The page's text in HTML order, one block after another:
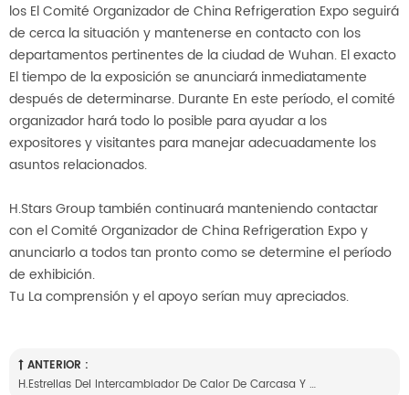
los El Comité Organizador de China Refrigeration Expo seguirá
de cerca la situación y mantenerse en contacto con los
departamentos pertinentes de la ciudad de Wuhan. El exacto
El tiempo de la exposición se anunciará inmediatamente
después de determinarse. Durante En este período, el comité
organizador hará todo lo posible para ayudar a los
expositores y visitantes para manejar adecuadamente los
asuntos relacionados.
H.Stars Group también continuará manteniendo contactar
con el Comité Organizador de China Refrigeration Expo y
anunciarlo a todos tan pronto como se determine el período
de exhibición.
Tu La comprensión y el apoyo serían muy apreciados.
ANTERIOR :
H.estrellas Del Intercambiador De Calor De Carcasa Y Tubo Ventajas-Desarrollo Y Selección De Tecnología De Producto